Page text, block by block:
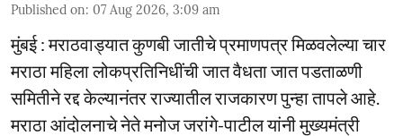
Published on: 07 Aug 2026, 3:09 am
मुंबई : मराठवाड्यात कुणबी जातीचे प्रमाणपत्र मिळवलेल्या चार
मराठा महिला लोकप्रतिनिधींची जात वैधता जात पडताळणी
समितीने रद्द केल्यानंतर राज्यातील राजकारण पुन्हा तापले आहे.
मराठा आंदोलनाचे नेते मनोज जरांगे-पाटील यांनी मुख्यमंत्री